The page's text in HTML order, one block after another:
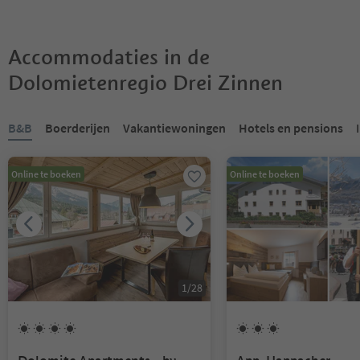
Accommodaties in de
Dolomietenregio Drei Zinnen
B&B Boerderijen Vakantiewoningen Hotels en pensions
Online te boeken
1 /28
Online te boeken